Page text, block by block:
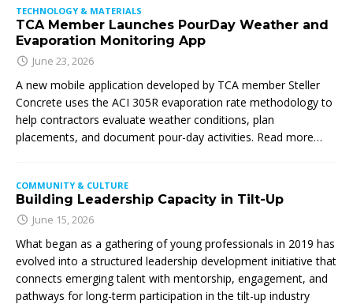
TECHNOLOGY & MATERIALS
TCA Member Launches PourDay Weather and
Evaporation Monitoring App
June 23, 2026
A new mobile application developed by TCA member Steller
Concrete uses the ACI 305R evaporation rate methodology to
help contractors evaluate weather conditions, plan
placements, and document pour-day activities. Read more…
COMMUNITY & CULTURE
Building Leadership Capacity in Tilt-Up
June 15, 2026
What began as a gathering of young professionals in 2019 has
evolved into a structured leadership development initiative that
connects emerging talent with mentorship, engagement, and
pathways for long-term participation in the tilt-up industry